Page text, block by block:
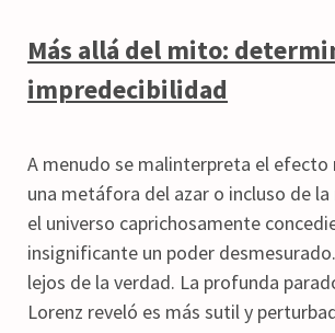
Más allá del mito:
impredecibilidad
A menudo se malinterpreta el efecto
una metáfora del azar o incluso de
el universo caprichosamente
insignificante un poder
lejos de la verdad. La profunda
Lorenz reveló es más sutil y